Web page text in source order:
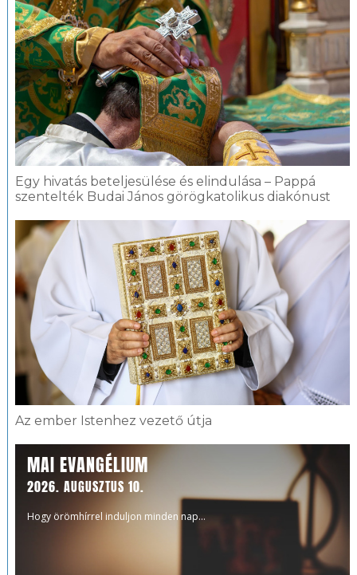
Egy hivatás beteljesülése és elindulása – Pappá
szentelték Budai János görögkatolikus diakónust
Az ember Istenhez vezető útja
MAI EVANGÉLIUM
2026. AUGUSZTUS 10.
Hogy örömhírrel induljon minden nap...